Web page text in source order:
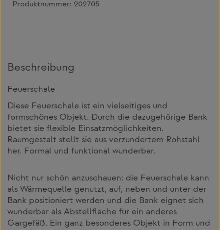
Produktnummer: 202705
Beschreibung
Feuerschale
Diese Feuerschale ist ein vielseitiges und
formschönes Objekt. Durch die dazugehörige Bank
bietet sie flexible Einsatzmöglichkeiten.
Raumgestalt stellt sie aus verzundertem Rohstahl
her. Formal und funktional wunderbar.
Nicht nur schön anzuschauen: die Feuerschale kann
als Wärmequelle genutzt, auf, neben und unter der
Bank positioniert werden und die Bank eignet sich
wunderbar als Abstellfläche für ein anderes
Gargefäß. Ein ganz besonderes Objekt in Form und